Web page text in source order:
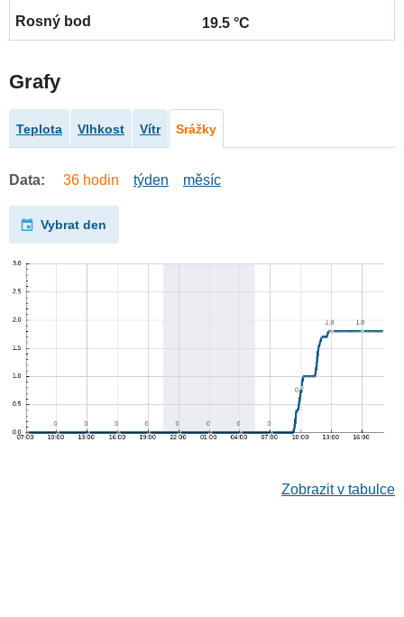
19.5 °C
Grafy
Teplota Vlhkost Vítr Srážky
Data: 36 hodin týden měsíc
Vybrat den
Zobrazit v tabulce